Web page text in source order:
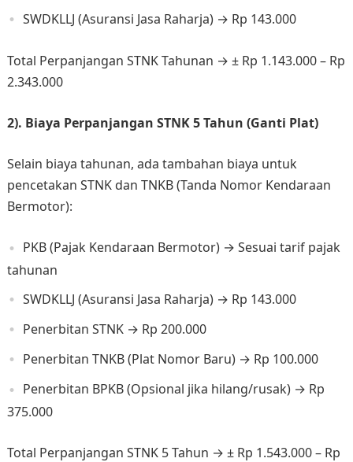
SWDKLLJ (Asuransi Jasa Raharja) → Rp 143.000
Total Perpanjangan STNK Tahunan → ± Rp 1.143.000 – Rp
2.343.000
2). Biaya Perpanjangan STNK 5 Tahun (Ganti Plat)
Selain biaya tahunan, ada tambahan biaya untuk
pencetakan STNK dan TNKB (Tanda Nomor Kendaraan
Bermotor):
PKB (Pajak Kendaraan Bermotor) → Sesuai tarif pajak
tahunan
SWDKLLJ (Asuransi Jasa Raharja) → Rp 143.000
Penerbitan STNK → Rp 200.000
Penerbitan TNKB (Plat Nomor Baru) → Rp 100.000
Penerbitan BPKB (Opsional jika hilang/rusak) → Rp
375.000
Total Perpanjangan STNK 5 Tahun → ± Rp 1.543.000 – Rp